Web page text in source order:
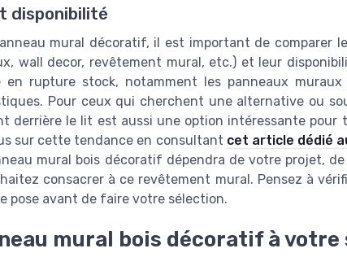
disponibilité
mural décoratif, il est important de comparer
wall decor, revêtement mural, etc.) et leur
en rupture stock, notamment les panneaux
Pour ceux qui cherchent une alternative ou
derrière le lit est aussi une option intéressante pour
sur cette tendance en consultant cet article dédié
mural bois décoratif dépendra de votre projet, de
consacrer à ce revêtement mural. Pensez à
pose avant de faire votre sélection.
mural bois décoratif à votre